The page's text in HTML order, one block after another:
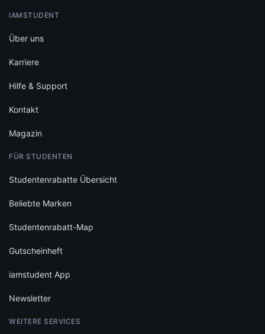
IAMSTUDENT
Über uns
Karriere
Hilfe & Support
Kontakt
Magazin
FÜR STUDENTEN
Studentenrabatte Übersicht
Beliebte Marken
Studentenrabatt-Map
Gutscheinheft
iamstudent App
Newsletter
WEITERE SERVICES